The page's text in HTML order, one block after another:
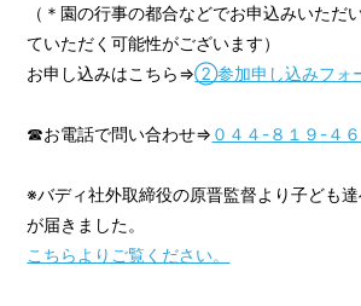
（＊園の行事の都合などでお申込みいただ
ていただく可能性がございます）
お申し込みはこちら⇒②参加申し込みフォ
☎お電話で問い合わせ⇒ ０４４-８１９-４６
※バディ社外取締役の原晋監督より子ども
が届きました。
こちらよりご覧ください。